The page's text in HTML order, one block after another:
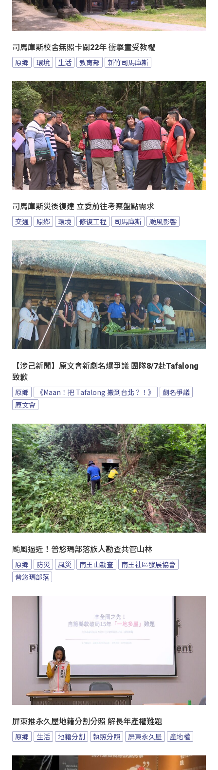
司馬庫斯校舍無照卡關22年 衝擊童受教權
原鄉 環境 生活 教育部 新竹司馬庫斯
司馬庫斯災後復建 立委前往考察盤點需求
交通 原鄉 環境 修復工程 司馬庫斯 颱風影響
【涉己新聞】原文會新劇名爆爭議 團隊8/7赴Tafalong
致歉
原鄉 《Maan！把 Tafalong 搬到台北？！》
劇名爭議
原文會
颱風逼近！普悠瑪部落族人勘查共管山林
原鄉 防災 風災 南王山勘查
南王社區發展協會
普悠瑪部落
屏東推永久屋地籍分割分照 解長年產權難題
原鄉 生活 地籍分割 執照分照 屏東永久屋 產地權